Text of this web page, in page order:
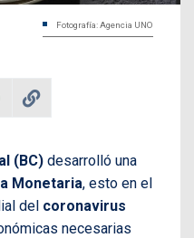
Fotografía: Agencia UNO
(BC) desarrolló una
Monetaria, esto en el
del coronavirus
necesarias